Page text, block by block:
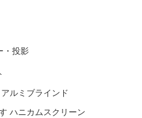
・投影
アルミブラインド
ハニカムスクリーン